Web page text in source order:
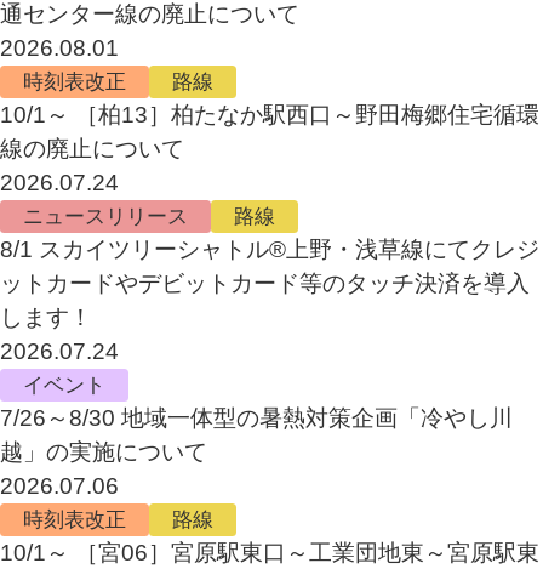
通センター線の廃止について
2026.08.01
時刻表改正 路線
10/1～ ［柏13］柏たなか駅西口～野田梅郷住宅循環
線の廃止について
2026.07.24
ニュースリリース 路線
8/1 スカイツリーシャトル®上野・浅草線にてクレジ
ットカードやデビットカード等のタッチ決済を導入
します！
2026.07.24
イベント
7/26～8/30 地域一体型の暑熱対策企画「冷やし川
越」の実施について
2026.07.06
時刻表改正 路線
10/1～ ［宮06］宮原駅東口～工業団地東～宮原駅東